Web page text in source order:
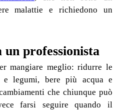
malattie e richiedono un
professionista
mangiare meglio: ridurre le
e legumi, bere più acqua e
che chiunque può
farsi seguire quando il